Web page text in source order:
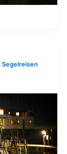
Segelreisen